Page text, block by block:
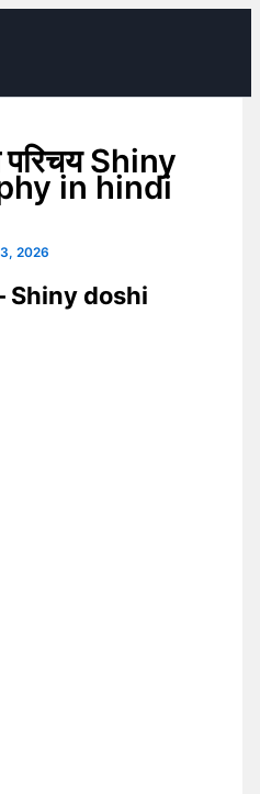
परिचय Shiny
in hindi
2026
– Shiny doshi